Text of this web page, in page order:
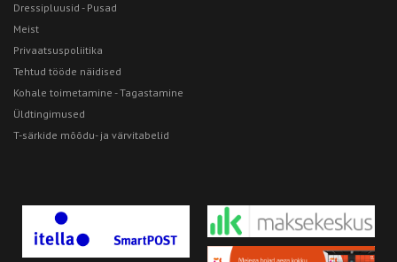
Dressipluusid - Pusad
Meist
Privaatsuspoliitika
Tehtud tööde näidised
Kohale toimetamine - Tagastamine
Üldtingimused
T-särkide mõõdu- ja värvitabelid